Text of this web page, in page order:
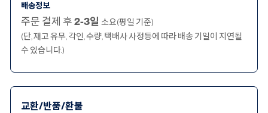
배송정보
주문 결제 후 2-3일 소요(평일 기준)
(단, 재고 유무, 각인, 수량, 택배사 사정등에 따라 배송 기일이 지연될
수 있습니다.)
교환/반품/환불